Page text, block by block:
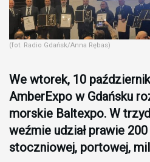
(fot. Radio Gdańsk/Anna Rębas)
We wtorek, 10
AmberExpo w Gdańsku
morskie Baltexpo. W
weźmie udział prawie
stoczniowej, portowej,